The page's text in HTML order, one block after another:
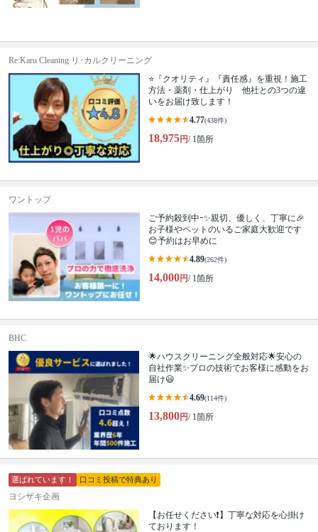
Re:Karu Cleaning リ･カルクリーニング
⭐『クオリティ』『責任感』を重視！施工
方法・薬剤・仕上がり 他社との3つの違
いをお届け致します！
4.77(438件)
18,975円/ 1箇所
ワントップ
ご予約殺到中ｰ✨親切、優しく、丁寧に🎉
お子様やペットのいるご家庭大歓迎です
😊予約はお早めに
4.89(262件)
14,000円/ 1箇所
BHC
🌟ハウスクリーニング全般対応🌟安心の
自社作業✨プロの技術でお客様に感動をお
届け😃
4.69(114件)
13,800円/ 1箇所
選ばれています！ 口コミ投稿で特典あり
ヨシザキ企画
【お任せください❗️】丁寧な対応を心掛け
ております！